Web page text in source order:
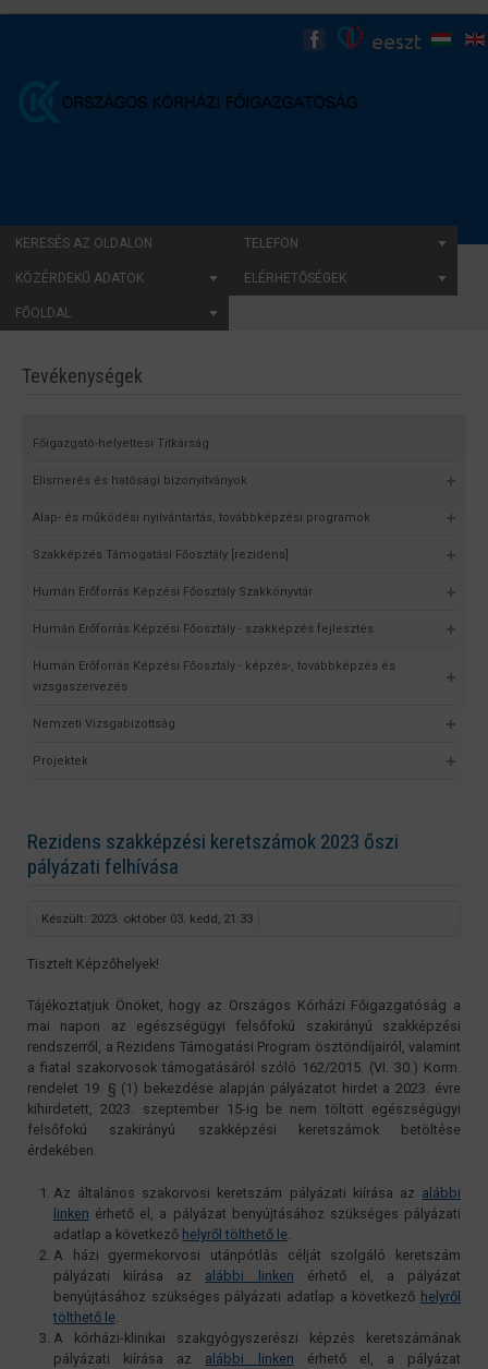
KERESÉS AZ OLDALON TELEFON
KÖZÉRDEKŰ ADATOK ELÉRHETŐSÉGEK
FŐOLDAL
Tevékenységek
Főigazgató-helyettesi Titkárság
Elismerés és hatósági bizonyítványok
Alap- és működési nyilvántartás, továbbképzési programok
Szakképzés Támogatási Főosztály [rezidens]
Humán Erőforrás Képzési Főosztály Szakkönyvtár
Humán Erőforrás Képzési Főosztály - szakképzés fejlesztés
Humán Erőforrás Képzési Főosztály - képzés-, továbbképzés és
vizsgaszervezés
Nemzeti Vizsgabizottság
Projektek
Rezidens szakképzési keretszámok 2023 őszi
pályázati felhívása
Készült: 2023. október 03. kedd, 21:33
Tisztelt Képzőhelyek!
Tájékoztatjuk Önöket, hogy az Országos Kórházi Főigazgatóság a
mai napon az egészségügyi felsőfokú szakirányú szakképzési
rendszerről, a Rezidens Támogatási Program ösztöndíjairól, valamint
a fiatal szakorvosok támogatásáról szóló 162/2015. (VI. 30.) Korm.
rendelet 19. § (1) bekezdése alapján pályázatot hirdet a 2023. évre
kihirdetett, 2023. szeptember 15-ig be nem töltött egészségügyi
felsőfokú szakirányú szakképzési keretszámok betöltése
érdekében.
Az általános szakorvosi keretszám pályázati kiírása az alábbi
linken érhető el, a pályázat benyújtásához szükséges pályázati
adatlap a következő helyről tölthető le
A házi gyermekorvosi utánpótlás célját szolgáló keretszám
pályázati kiírása az alábbi linken érhető el, a pályázat
benyújtásához szükséges pályázati adatlap a következő helyről
tölthető le
A kórházi-klinikai szakgyógyszerészi képzés keretszámának
pályázati kiírása az alábbi linken érhető el, a pályázat